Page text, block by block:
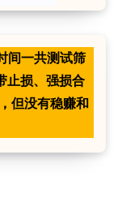
间一共测试筛
止损、强损合
但没有稳赚和